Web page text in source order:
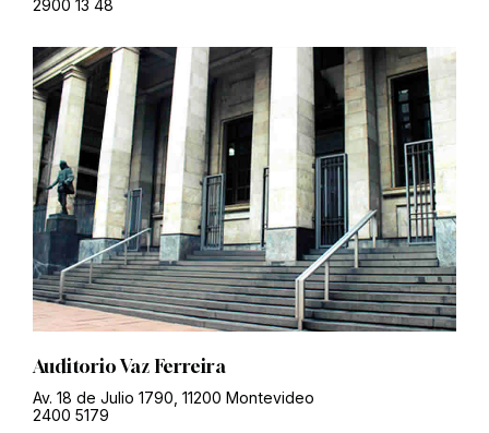
2900 13 48
Auditorio Vaz Ferreira
Av. 18 de Julio 1790, 11200 Montevideo
2400 5179